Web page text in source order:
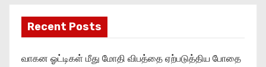
Recent Posts
வாகன ஓட்டிகள் மீது மோதி விபத்தை ஏற்படுத்திய போதை